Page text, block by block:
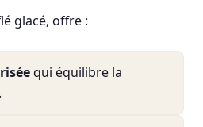
glacé, offre :
qui équilibre la